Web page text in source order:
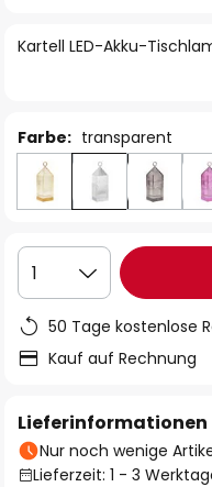
springen
Kartell LED-Akku-
Farbe: transparent
1
50 Tage kostenlose
Kauf auf Rechnung
Lieferinformationen
Nur noch wenige
Lieferzeit: 1 - 3